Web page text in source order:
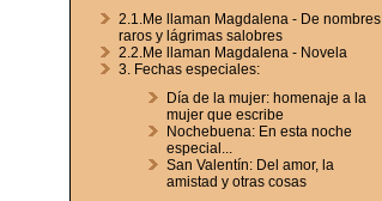
2.1.Me llaman Magdalena - De nombres
raros y lágrimas salobres
2.2.Me llaman Magdalena - Novela
3. Fechas especiales:
Día de la mujer: homenaje a la
mujer que escribe
Nochebuena: En esta noche
especial...
San Valentín: Del amor, la
amistad y otras cosas